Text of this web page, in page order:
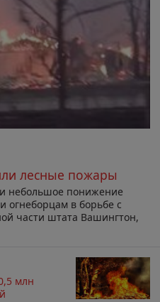
лесные пожары
небольшое понижение
огнеборцам в борьбе с
части штата Вашингтон,
млн